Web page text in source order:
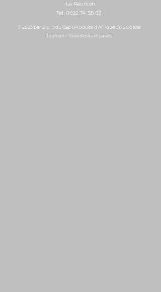
La Réunion
Tel: 0692 74 58 03
© 2025 par S'prit du Cap l Produits d'Afrique du Sud à la
Réunion - Tous droits réservés.